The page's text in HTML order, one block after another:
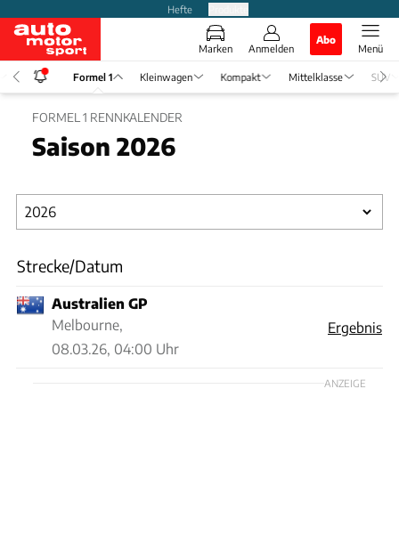
Hefte
Marken Anmelden
Abo
Menü
Formel 1 Kleinwagen Kompakt Mittelklasse SUV
FORMEL 1 RENNKALENDER
Saison 2026
Strecke/Datum
Australien GP
Melbourne,
08.03.26, 04:00 Uhr
Ergebnis
ANZEIGE